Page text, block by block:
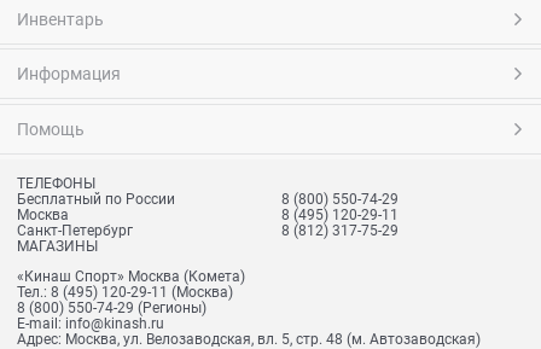
Инвентарь
Информация
Помощь
ТЕЛЕФОНЫ
Бесплатный по России
8 (800) 550-74-29
Москва
8 (495) 120-29-11
Санкт-Петербург
8 (812) 317-75-29
МАГАЗИНЫ
«Кинаш Спорт» Москва (Комета)
Тел.: 8 (495) 120-29-11 (Москва)
8 (800) 550-74-29 (Регионы)
E-mail: info@kinash.ru
Адрес: Москва, ул. Велозаводская, вл. 5, стр. 48 (м. Автозаводская)